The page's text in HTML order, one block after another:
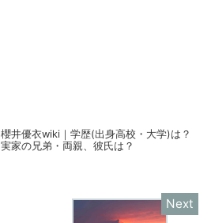
櫻井優衣wiki｜学歴(出身高校・大学)は？
実家の兄弟・両親、彼氏は？